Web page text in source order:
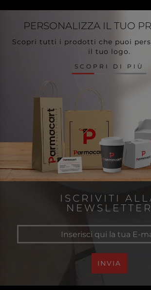
PERSONALIZZA IL TUO
Scopri tutti i prodotti che puoi
il tuo logo.
SCOPRI DI PIÙ
ISCRIVITI
NEWSLETTER
INVIA